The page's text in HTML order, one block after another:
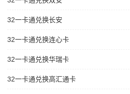
32一卡通兑换长安
32一卡通兑换连心卡
32一卡通兑换华瑞卡
32一卡通兑换高汇通卡